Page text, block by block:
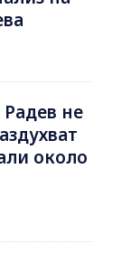
не
около